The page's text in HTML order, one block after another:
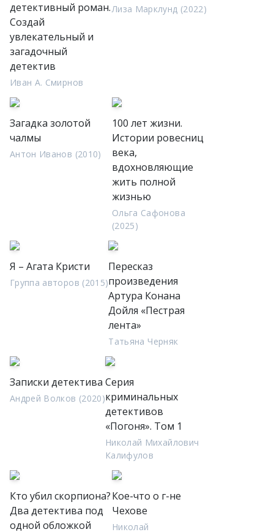
детективный роман.
Создай
увлекательный и
загадочный
детектив
Иван А. Смирнов
Лиза Марклунд (2022)
Загадка золотой
чалмы
Антон Иванов (2010)
100 лет жизни.
Истории ровесниц
века,
вдохновляющие
жить полной
жизнью
Ольга Сафонова
(2025)
Я – Агата Кристи
Группа авторов (2015)
Пересказ
произведения
Артура Конана
Дойля «Пестрая
лента»
Татьяна Черняк
Записки детектива
Андрей Волков (2020)
Серия
криминальных
детективов
«Погоня». Том 1
Николай Михайлович
Калифулов
Кто убил скорпиона?
Два детектива под
одной обложкой
Кое-что о г-не
Чехове
Николай